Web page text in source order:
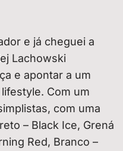
e já cheguei a
Lachowski
e apontar a um
Com um
com uma
– Black Ice, Grená
Red, Branco –